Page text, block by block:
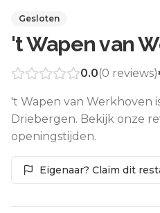
Gesloten
't Wapen van
0.0(0 reviews)
't Wapen van Werkhoven
Driebergen. Bekijk onze
openingstijden.
Eigenaar? Claim dit